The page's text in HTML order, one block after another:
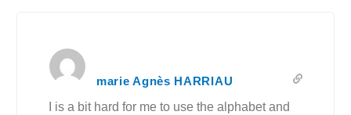
marie Agnès HARRIAU
I is a bit hard for me to use the alphabet and